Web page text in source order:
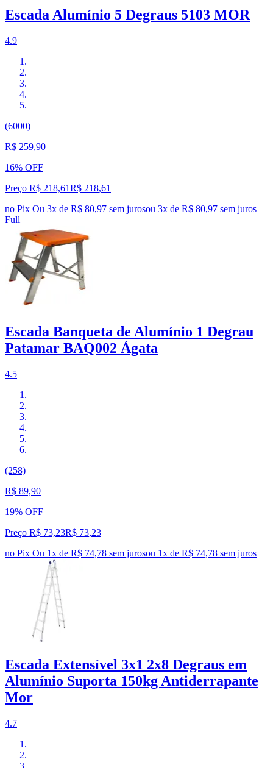
Escada Alumínio 5 Degraus 5103 MOR
4.9
(6000)
R$ 259,90
16% OFF
Preço R$ 218,61R$ 218,61
no Pix Ou 3x de R$ 80,97 sem jurosou 3x de R$ 80,97 sem juros
Full
Escada Banqueta de Alumínio 1 Degrau
Patamar BAQ002 Ágata
4.5
(258)
R$ 89,90
19% OFF
Preço R$ 73,23R$ 73,23
no Pix Ou 1x de R$ 74,78 sem jurosou 1x de R$ 74,78 sem juros
Escada Extensível 3x1 2x8 Degraus em
Alumínio Suporta 150kg Antiderrapante
Mor
4.7